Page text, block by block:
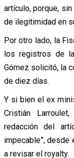
artículo, porque,
de ilegitimidad en
Por otro lado, la
los registros de
Gómez solicitó, la
de diez días.
Y si bien el ex
Cristián
redacción del
impecable”, desde
a revisar el royalty.